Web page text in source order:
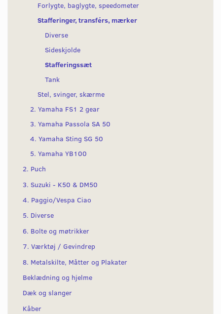
Forlygte, baglygte, speedometer
Stafferinger, transférs, mærker
Diverse
Sideskjolde
Stafferingssæt
Tank
Stel, svinger, skærme
2. Yamaha FS1 2 gear
3. Yamaha Passola SA 50
4. Yamaha Sting SG 50
5. Yamaha YB100
2. Puch
3. Suzuki - K50 & DM50
4. Paggio/Vespa Ciao
5. Diverse
6. Bolte og møtrikker
7. Værktøj / Gevindrep
8. Metalskilte, Måtter og Plakater
Beklædning og hjelme
Dæk og slanger
Kåber